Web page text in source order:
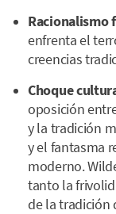
Racionalismo
enfrenta el
creencias
Choque
oposición
y la tradición
y el fantasma
moderno.
tanto la
de la tradición